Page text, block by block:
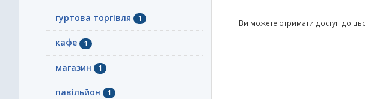
гуртова торгівля 1
кафе 1
магазин 1
павільйон 1
Ви можете отримати доступ до